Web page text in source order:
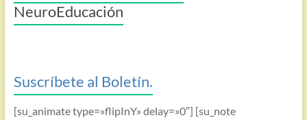
NeuroEducación
Suscríbete al Boletín.
[su_animate type=»flipInY» delay=»0″] [su_note